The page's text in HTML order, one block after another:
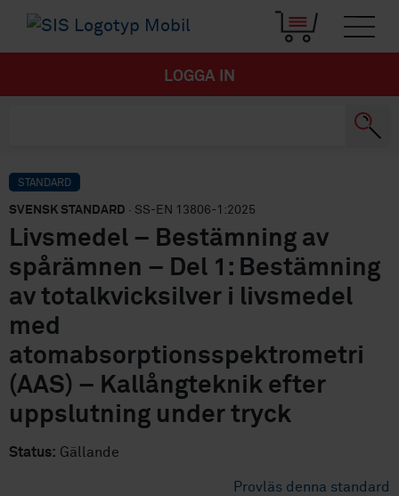
LOGGA IN
STANDARD
SVENSK STANDARD · SS-EN 13806-1:2025
Livsmedel – Bestämning av
spårämnen – Del 1: Bestämning
av totalkvicksilver i livsmedel
med
atomabsorptionsspektrometri
(AAS) – Kallångteknik efter
uppslutning under tryck
Status: Gällande
Provläs denna standard